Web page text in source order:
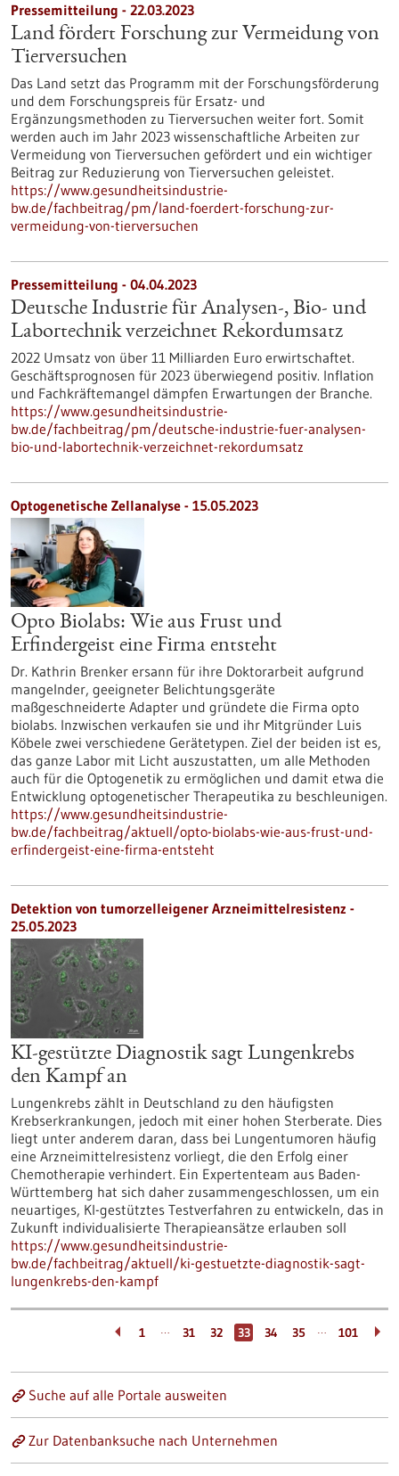
Pressemitteilung - 22.03.2023
Land fördert Forschung zur Vermeidung von
Tierversuchen
Das Land setzt das Programm mit der Forschungsförderung
und dem Forschungspreis für Ersatz- und
Ergänzungsmethoden zu Tierversuchen weiter fort. Somit
werden auch im Jahr 2023 wissenschaftliche Arbeiten zur
Vermeidung von Tierversuchen gefördert und ein wichtiger
Beitrag zur Reduzierung von Tierversuchen geleistet.
https://www.gesundheitsindustrie-
bw.de/fachbeitrag/pm/land-foerdert-forschung-zur-
vermeidung-von-tierversuchen
Pressemitteilung - 04.04.2023
Deutsche Industrie für Analysen-, Bio- und
Labortechnik verzeichnet Rekordumsatz
2022 Umsatz von über 11 Milliarden Euro erwirtschaftet.
Geschäftsprognosen für 2023 überwiegend positiv. Inflation
und Fachkräftemangel dämpfen Erwartungen der Branche.
https://www.gesundheitsindustrie-
bw.de/fachbeitrag/pm/deutsche-industrie-fuer-analysen-
bio-und-labortechnik-verzeichnet-rekordumsatz
Optogenetische Zellanalyse - 15.05.2023
Opto Biolabs: Wie aus Frust und
Erfindergeist eine Firma entsteht
Dr. Kathrin Brenker ersann für ihre Doktorarbeit aufgrund
mangelnder, geeigneter Belichtungsgeräte
maßgeschneiderte Adapter und gründete die Firma opto
biolabs. Inzwischen verkaufen sie und ihr Mitgründer Luis
Köbele zwei verschiedene Gerätetypen. Ziel der beiden ist es,
das ganze Labor mit Licht auszustatten, um alle Methoden
auch für die Optogenetik zu ermöglichen und damit etwa die
Entwicklung optogenetischer Therapeutika zu beschleunigen.
https://www.gesundheitsindustrie-
bw.de/fachbeitrag/aktuell/opto-biolabs-wie-aus-frust-und-
erfindergeist-eine-firma-entsteht
Detektion von tumorzelleigener Arzneimittelresistenz -
25.05.2023
KI-gestützte Diagnostik sagt Lungenkrebs
den Kampf an
Lungenkrebs zählt in Deutschland zu den häufigsten
Krebserkrankungen, jedoch mit einer hohen Sterberate. Dies
liegt unter anderem daran, dass bei Lungentumoren häufig
eine Arzneimittelresistenz vorliegt, die den Erfolg einer
Chemotherapie verhindert. Ein Expertenteam aus Baden-
Württemberg hat sich daher zusammengeschlossen, um ein
neuartiges, KI-gestütztes Testverfahren zu entwickeln, das in
Zukunft individualisierte Therapieansätze erlauben soll
https://www.gesundheitsindustrie-
bw.de/fachbeitrag/aktuell/ki-gestuetzte-diagnostik-sagt-
lungenkrebs-den-kampf
1 … 31 32 33 34 35 … 101
Suche auf alle Portale ausweiten
Zur Datenbanksuche nach Unternehmen